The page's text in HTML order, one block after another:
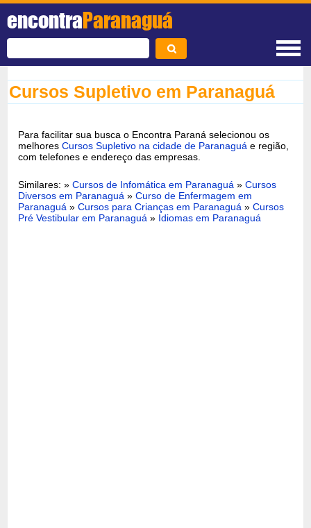
encontraParanaguá
Cursos Supletivo em Paranaguá
Para facilitar sua busca o Encontra Paraná selecionou os
melhoresCursos Supletivo na cidade de Paranaguá e região,
com telefones e endereço das empresas.
Similares: »Cursos de Infomática em Paranaguá »Cursos
Diversos em Paranaguá »Curso de Enfermagem em
Paranaguá »Cursos para Crianças em Paranaguá »Cursos
Pré Vestibular em Paranaguá » Idiomas em Paranaguá